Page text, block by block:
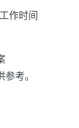
作时间
考。